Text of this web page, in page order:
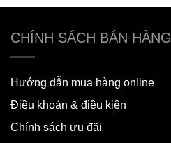
CHÍNH SÁCH BÁN HÀNG
Hướng dẫn mua hàng online
Điều khoản & điều kiện
Chính sách ưu đãi